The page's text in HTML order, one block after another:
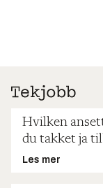
Hvilken
du takket ja
Les mer